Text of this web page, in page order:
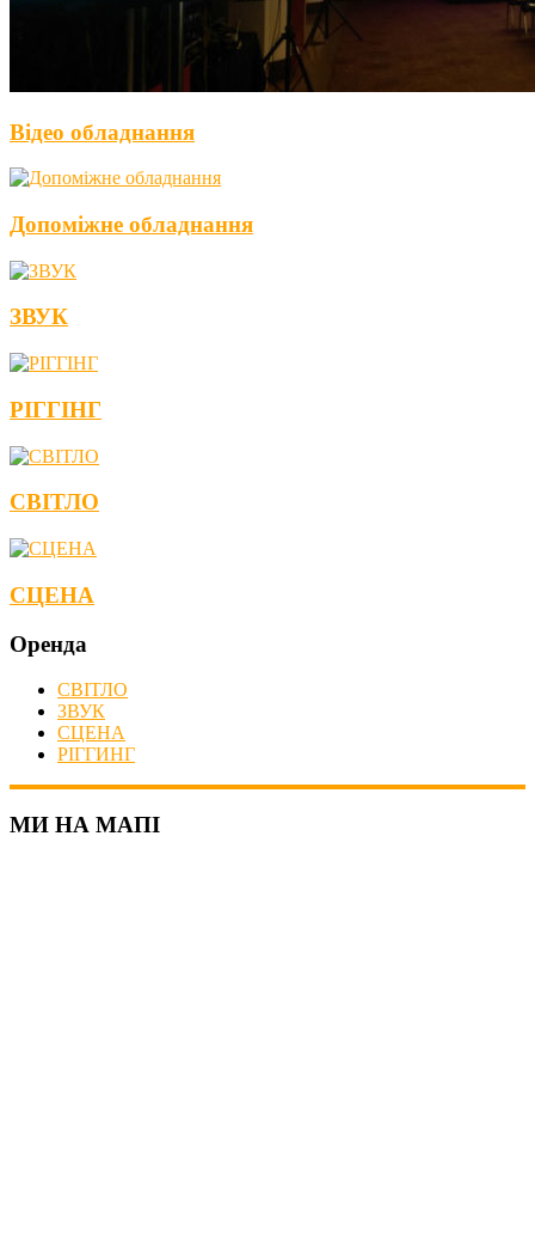
Відео обладнання
Допоміжне обладнання
ЗВУК
РІГГІНГ
СВІТЛО
СЦЕНА
Оренда
СВІТЛО
ЗВУК
СЦЕНА
РІГГИНГ
МИ НА МАПІ